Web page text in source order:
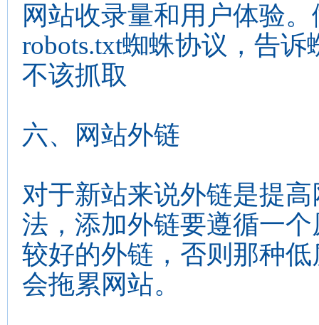
网站收录量和用户体验
robots.txt蜘蛛协议，告
不该抓取
六、网站外链
对于新站来说外链是提
法，添加外链要遵循一
较好的外链，否则那种
会拖累网站。